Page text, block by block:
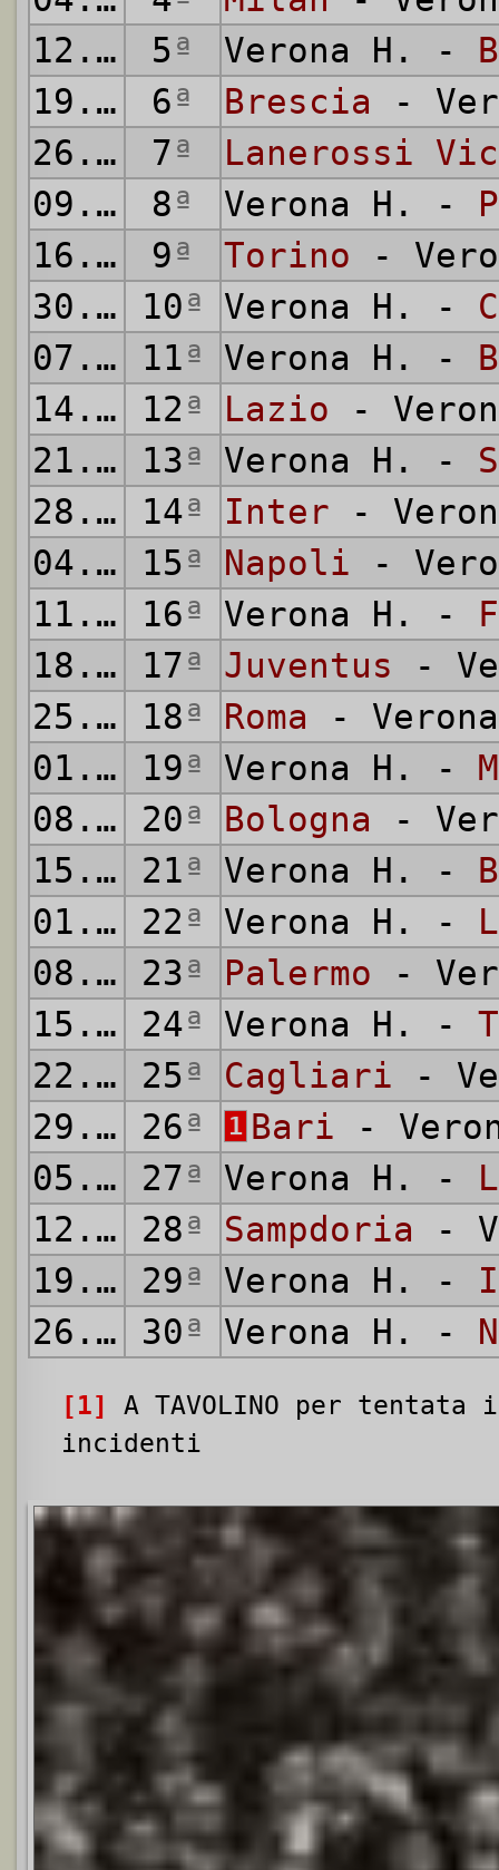
12.10.
1969
5ª Verona H. -
19.10.
1969
6ª Brescia -
26.10.
1969
7ª
Lanerossi
09.11.
1969
8ª Verona H. -
16.11.
1969
9ª Torino -
30.11.
1969
10ª Verona H. -
07.12.
1969
11ª Verona H. -
14.12.
1969
12ª Lazio -
21.12.
1969
13ª Verona H. -
28.12.
1969
14ª Inter -
04.01.
1970
15ª Napoli -
11.01.
1970
16ª Verona H. -
18.01.
1970
17ª Juventus -
25.01.
1970
18ª Roma -
01.02.
1970
19ª Verona H. -
08.02.
1970
20ª Bologna -
15.02.
1970
21ª Verona H. -
01.03.
1970
22ª Verona H. -
08.03.
1970
23ª Palermo -
15.03.
1970
24ª Verona H. -
22.03.
1970
25ª Cagliari -
29.03.
1970
26ª 1 Bari -
05.04.
1970
27ª Verona H. -
12.04.
1970
28ª Sampdoria -
19.04.
1970
29ª Verona H. -
26.04.
1970
30ª Verona H. -
[1]
A TAVOLINO per tentata
incidenti